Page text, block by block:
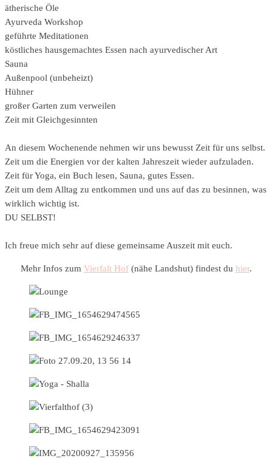
ätherische Öle
Ayurveda Workshop
geführte Meditationen
köstliches hausgemachtes Essen nach ayurvedischer Art
Sauna
Außenpool (unbeheizt)
Hühner
großer Garten zum verweilen
Zeit mit Gleichgesinnten
An diesem Wochenende nehmen wir uns bewusst Zeit für uns selbst.
Zeit um die Energien vor der kalten Jahreszeit wieder aufzuladen.
Zeit für Yoga, ein Buch lesen, Sauna, gutes Essen.
Zeit um dem Alltag zu entkommen und uns auf das zu besinnen, was
wirklich wichtig ist.
DU SELBST!
Ich freue mich sehr auf diese gemeinsame Auszeit mit euch.
Mehr Infos zum Vierfalt Hof(nähe Landshut) findest du hier.